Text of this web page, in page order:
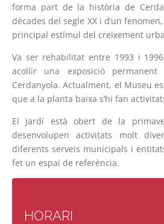
forma part de la història de
dècades del segle XX i d’un
principal estímul del creixement
Va ser rehabilitat entre 1993 i
acollir una exposició
Cerdanyola. Actualment, el Museu
que a la planta baixa s’hi fan
El jardí està obert de la
desenvolupen activitats molt
diferents serveis municipals i
fet un espai de referència.
HORARI